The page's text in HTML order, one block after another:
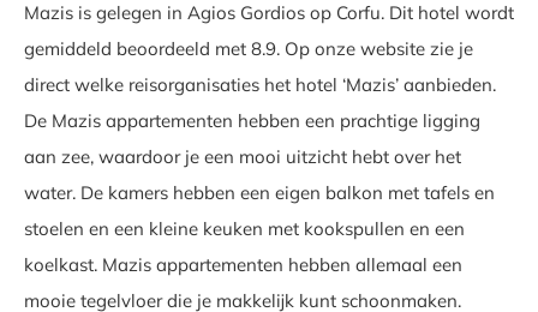
Mazis is gelegen in Agios Gordios op Corfu. Dit hotel wordt
gemiddeld beoordeeld met 8.9. Op onze website zie je
direct welke reisorganisaties het hotel ‘Mazis’ aanbieden.
De Mazis appartementen hebben een prachtige ligging
aan zee, waardoor je een mooi uitzicht hebt over het
water. De kamers hebben een eigen balkon met tafels en
stoelen en een kleine keuken met kookspullen en een
koelkast. Mazis appartementen hebben allemaal een
mooie tegelvloer die je makkelijk kunt schoonmaken.